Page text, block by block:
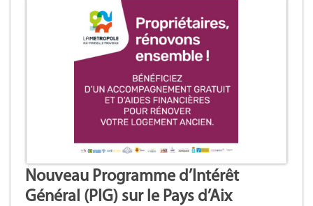
Nouveau Programme d’Intérêt
Général (PIG) sur le Pays d’Aix